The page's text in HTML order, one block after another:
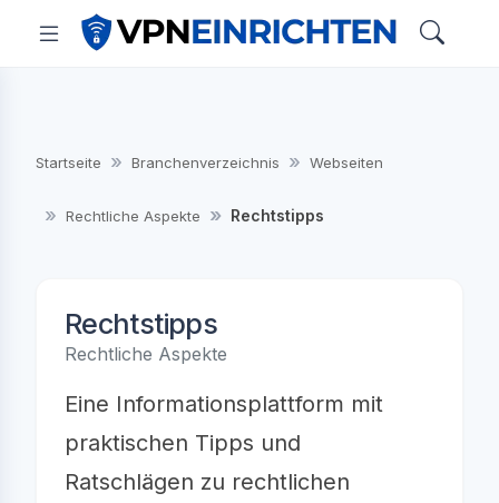
Startseite Branchenverzeichnis Webseiten
Rechtliche Aspekte Rechtstipps
Rechtstipps
Rechtliche Aspekte
Eine Informationsplattform mit
praktischen Tipps und
Ratschlägen zu rechtlichen